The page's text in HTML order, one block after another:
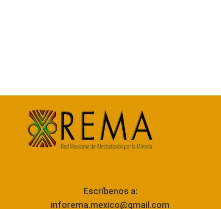
Escríbenos a:
inforema.mexico@gmail.com